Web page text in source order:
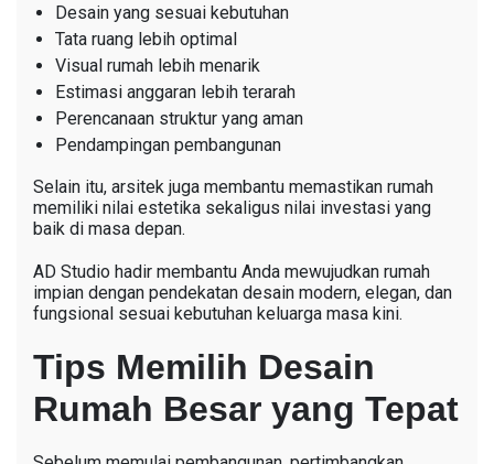
Desain yang sesuai kebutuhan
Tata ruang lebih optimal
Visual rumah lebih menarik
Estimasi anggaran lebih terarah
Perencanaan struktur yang aman
Pendampingan pembangunan
Selain itu, arsitek juga membantu memastikan rumah
memiliki nilai estetika sekaligus nilai investasi yang
baik di masa depan.
AD Studio hadir membantu Anda mewujudkan rumah
impian dengan pendekatan desain modern, elegan, dan
fungsional sesuai kebutuhan keluarga masa kini.
Tips Memilih Desain
Rumah Besar yang Tepat